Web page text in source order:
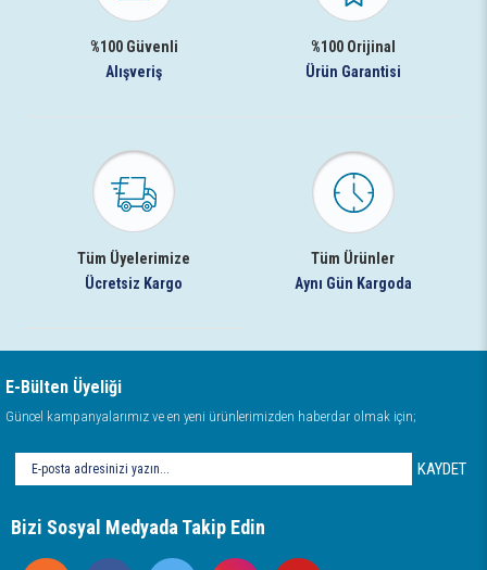
%100 Güvenli
Alışveriş
%100 Orijinal
Ürün Garantisi
Tüm Üyelerimize
Ücretsiz Kargo
Tüm Ürünler
Aynı Gün Kargoda
E-Bülten Üyeliği
Güncel kampanyalarımız ve en yeni ürünlerimizden haberdar olmak için;
KAYDET
Bizi Sosyal Medyada Takip Edin